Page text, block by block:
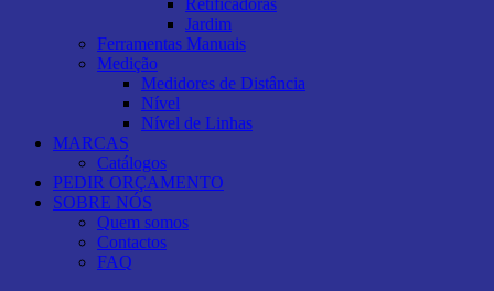
Jardim
Ferramentas Manuais
Medição
Medidores de Distância
Nível
Nível de Linhas
MARCAS
Catálogos
PEDIR ORÇAMENTO
SOBRE NÓS
Quem somos
Contactos
FAQ